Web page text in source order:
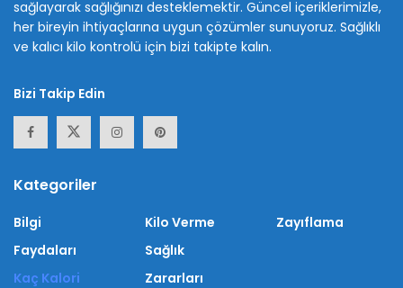
sağlayarak sağlığınızı desteklemektir. Güncel içeriklerimizle,
her bireyin ihtiyaçlarına uygun çözümler sunuyoruz. Sağlıklı
ve kalıcı kilo kontrolü için bizi takipte kalın.
Bizi Takip Edin
Kategoriler
Bilgi
Faydaları
Kaç Kalori
Kilo Verme
Sağlık
Zararları
Zayıflama